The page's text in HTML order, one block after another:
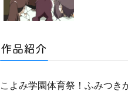
こよみ学園体育祭！ふみつき